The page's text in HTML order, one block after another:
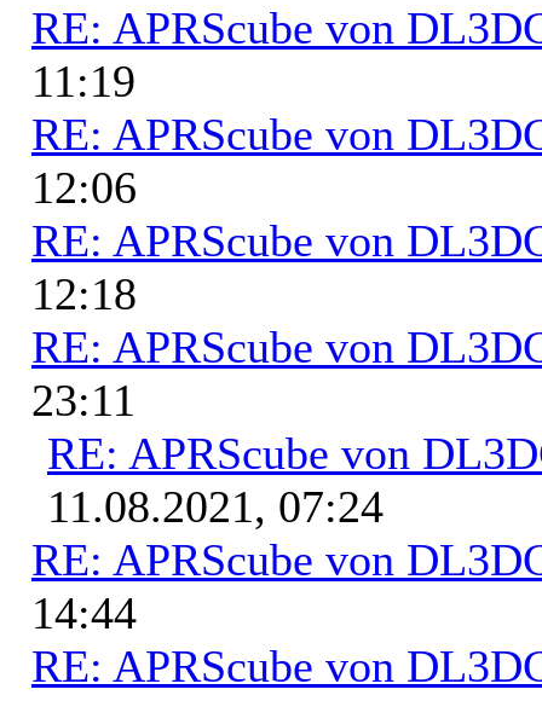
RE: APRScube von
11:19
RE: APRScube von
12:06
RE: APRScube von
12:18
RE: APRScube von
23:11
RE: APRScube von
11.08.2021, 07:24
RE: APRScube von
14:44
RE: APRScube von